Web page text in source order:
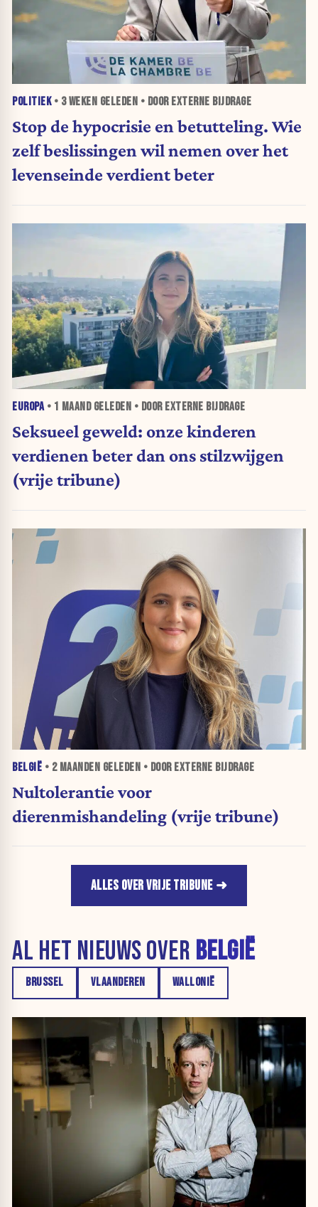
POLITIEK• 3 WEKEN GELEDEN • DOOR EXTERNE BIJDRAGE
Stop de hypocrisie en betutteling. Wie
zelf beslissingen wil nemen over het
levenseinde verdient beter
EUROPA• 1 MAANDGELEDEN • DOOR EXTERNE BIJDRAGE
Seksueel geweld: onze kinderen
verdienen beter dan ons stilzwijgen
(vrije tribune)
BELGIË • 2 MAANDEN GELEDEN • DOOR EXTERNE BIJDRAGE
Nultolerantie voor
dierenmishandeling (vrije tribune)
ALLES OVER VRIJE TRIBUNE
AL HET NIEUWS OVER BELGIË
BRUSSEL VLAANDEREN WALLONIË